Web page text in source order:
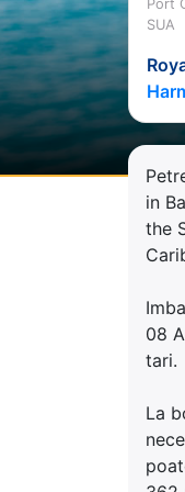
Port
SUA
in
the
08
tari.
La